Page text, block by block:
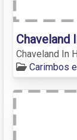
Chaveland
Chaveland In
Carimbos